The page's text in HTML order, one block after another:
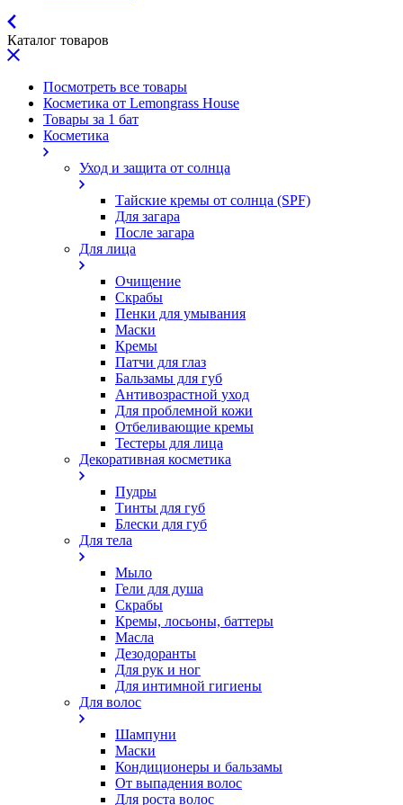
Каталог товаров
Посмотреть все товары
Косметика от Lemongrass House
Товары за 1 бат
Косметика
Уход и защита от солнца
Тайские кремы от солнца (SPF)
Для загара
После загара
Для лица
Очищение
Скрабы
Пенки для умывания
Маски
Кремы
Патчи для глаз
Бальзамы для губ
Антивозрастной уход
Для проблемной кожи
Oтбеливающие кремы
Тестеры для лица
Декоративная косметика
Пудры
Тинты для губ
Блески для губ
Для тела
Мыло
Гели для душа
Скрабы
Кремы, лосьоны, баттеры
Масла
Дезодоранты
Для рук и ног
Для интимной гигиены
Для волос
Шампуни
Маски
Кондиционеры и бальзамы
От выпадения волос
Для роста волос